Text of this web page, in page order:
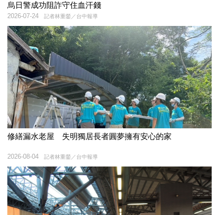
烏日警成功阻詐守住血汗錢
記者林重鎣／台中報導
2026-07-24
修繕漏水老屋 失明獨居長者圓夢擁有安心的家
記者林重鎣／台中報導
2026-08-04